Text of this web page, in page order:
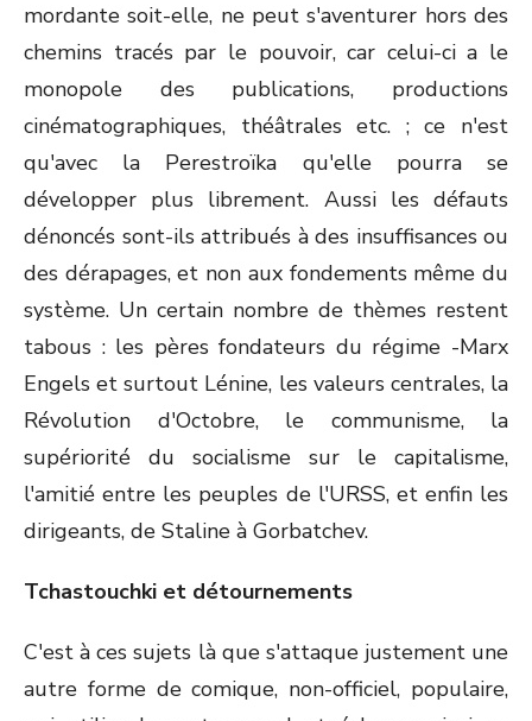
mordante soit-elle, ne peut s'aventurer hors des
chemins tracés par le pouvoir, car celui-ci a le
monopole des publications, productions
cinématographiques, théâtrales etc. ; ce n'est
qu'avec la Perestroïka qu'elle pourra se
développer plus librement. Aussi les défauts
dénoncés sont-ils attribués à des insuffisances ou
des dérapages, et non aux fondements même du
système. Un certain nombre de thèmes restent
tabous : les pères fondateurs du régime -Marx
Engels et surtout Lénine, les valeurs centrales, la
Révolution d'Octobre, le communisme, la
supériorité du socialisme sur le capitalisme,
l'amitié entre les peuples de l'URSS, et enfin les
dirigeants, de Staline à Gorbatchev.
Tchastouchki et détournements
C'est à ces sujets là que s'attaque justement une
autre forme de comique, non-officiel, populaire,